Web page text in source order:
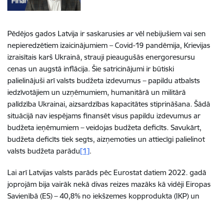
Pēdējos gados Latvija ir saskarusies ar vēl nebijušiem vai sen
nepieredzētiem izaicinājumiem – Covid-19 pandēmija, Krievijas
izraisītais karš Ukrainā, strauji pieaugušās energoresursu
cenas un augstā inflācija. Šie satricinājumi ir būtiski
palielinājuši arī valsts budžeta izdevumus – papildu atbalsts
iedzīvotājiem un uzņēmumiem, humanitārā un militārā
palīdzība Ukrainai, aizsardzības kapacitātes stiprināšana. Šādā
situācijā nav iespējams finansēt visus papildu izdevumus ar
budžeta ieņēmumiem – veidojas budžeta deficīts. Savukārt,
budžeta deficīts tiek segts, aizņemoties un attiecīgi palielinot
valsts budžeta parādu[1].
Lai arī Latvijas valsts parāds pēc Eurostat datiem 2022. gadā
joprojām bija vairāk nekā divas reizes mazāks kā vidēji Eiropas
Savienībā (ES) – 40,8% no iekšzemes kopprodukta (IKP) un